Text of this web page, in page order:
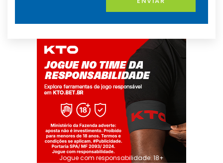
Jogue com responsabilidade. 18+